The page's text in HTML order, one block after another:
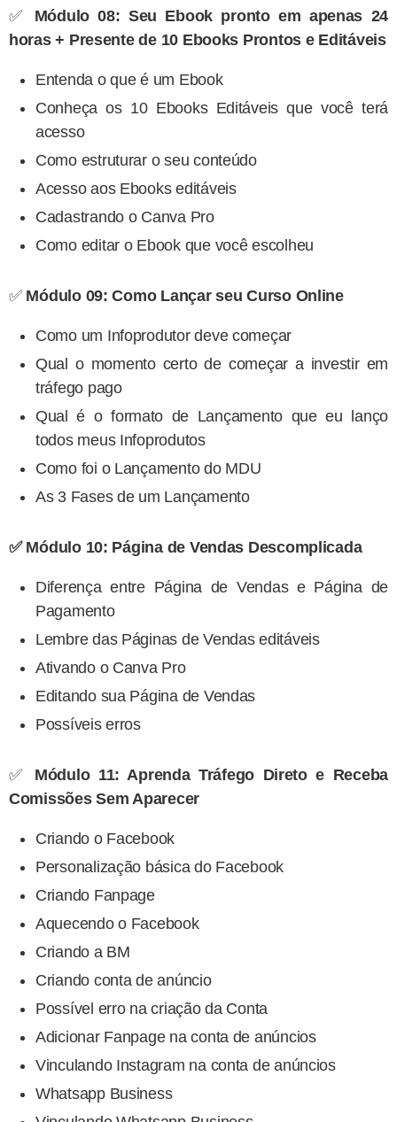
✅ Módulo 08: Seu Ebook pronto em apenas 24
horas + Presente de 10 Ebooks Prontos e Editáveis
Entenda o que é um Ebook
Conheça os 10 Ebooks Editáveis que você terá
acesso
Como estruturar o seu conteúdo
Acesso aos Ebooks editáveis
Cadastrando o Canva Pro
Como editar o Ebook que você escolheu
✅ Módulo 09: Como Lançar seu Curso Online
Como um Infoprodutor deve começar
Qual o momento certo de começar a investir em
tráfego pago
Qual é o formato de Lançamento que eu lanço
todos meus Infoprodutos
Como foi o Lançamento do MDU
As 3 Fases de um Lançamento
✅ Módulo 10: Página de Vendas Descomplicada
Diferença entre Página de Vendas e Página de
Pagamento
Lembre das Páginas de Vendas editáveis
Ativando o Canva Pro
Editando sua Página de Vendas
Possíveis erros
✅ Módulo 11: Aprenda Tráfego Direto e Receba
Comissões Sem Aparecer
Criando o Facebook
Personalização básica do Facebook
Criando Fanpage
Aquecendo o Facebook
Criando a BM
Criando conta de anúncio
Possível erro na criação da Conta
Adicionar Fanpage na conta de anúncios
Vinculando Instagram na conta de anúncios
Whatsapp Business